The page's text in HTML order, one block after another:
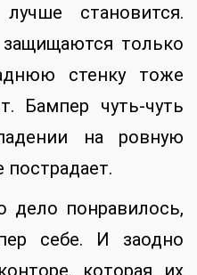
становится.
только
стенку тоже
Бампер чуть-чуть
на ровную
пострадает.
дело понравилось,
себе. И заодно
которая их